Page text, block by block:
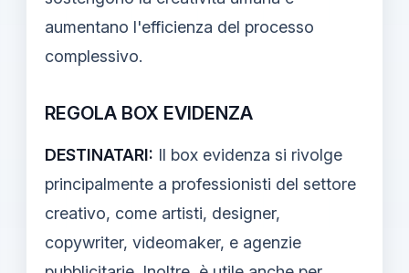
aumentano l'efficienza del processo
complessivo.
REGOLA BOX EVIDENZA
DESTINATARI: Il box evidenza si rivolge
principalmente a professionisti del settore
creativo, come artisti, designer,
copywriter, videomaker, e agenzie